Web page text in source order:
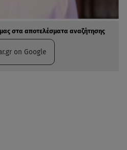
στα αποτελέσματα αναζήτησης
on Google